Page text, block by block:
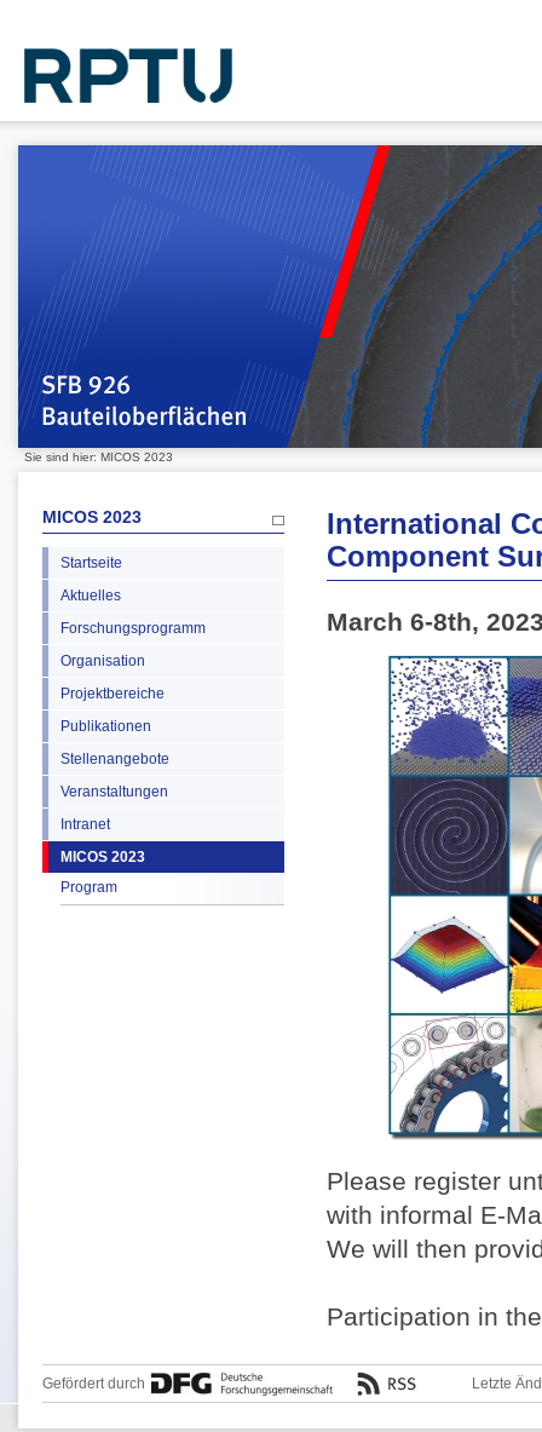
Sie sind hier: MICOS 2023
MICOS 2023
Startseite
Aktuelles
Forschungsprogramm
Organisation
Projektbereiche
Publikationen
Stellenangebote
Veranstaltungen
Intranet
MICOS 2023
Program
International
Component
March 6-8th,
Please register
with informal E-
We will then
Participation in
Gefördert durch Letzte